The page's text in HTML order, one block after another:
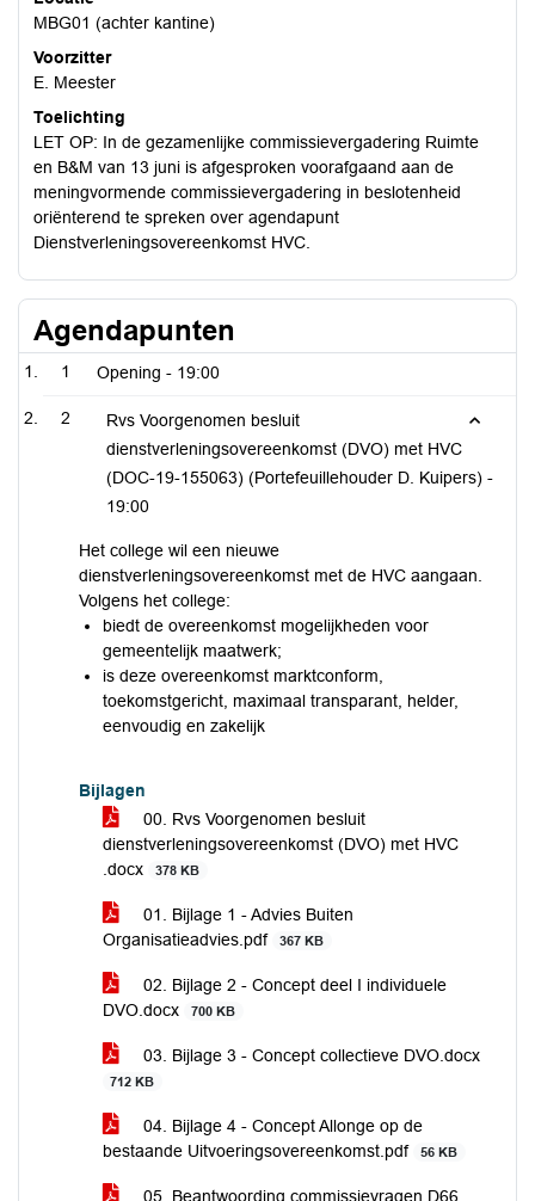
MBG01 (achter kantine)
Voorzitter
E. Meester
Toelichting
LET OP: In de gezamenlijke commissievergadering Ruimte
en B&M van 13 juni is afgesproken voorafgaand aan de
meningvormende commissievergadering in beslotenheid
oriënterend te spreken over agendapunt
Dienstverleningsovereenkomst HVC.
Agendapunten
1 Opening - 19:00
2
Rvs Voorgenomen besluit
dienstverleningsovereenkomst (DVO) met HVC
(DOC-19-155063) (Portefeuillehouder D. Kuipers) -
19:00
Het college wil een nieuwe
dienstverleningsovereenkomst met de HVC aangaan.
Volgens het college:
biedt de overeenkomst mogelijkheden voor
gemeentelijk maatwerk;
is deze overeenkomst marktconform,
toekomstgericht, maximaal transparant, helder,
eenvoudig en zakelijk
Bijlagen
00. Rvs Voorgenomen besluit
dienstverleningsovereenkomst (DVO) met HVC
.docx
378 KB
01. Bijlage 1 - Advies Buiten
Organisatieadvies.pdf
367 KB
02. Bijlage 2 - Concept deel I individuele
DVO.docx
700 KB
03. Bijlage 3 - Concept collectieve DVO.docx
712 KB
04. Bijlage 4 - Concept Allonge op de
bestaande Uitvoeringsovereenkomst.pdf
56 KB
05. Beantwoording commissievragen D66